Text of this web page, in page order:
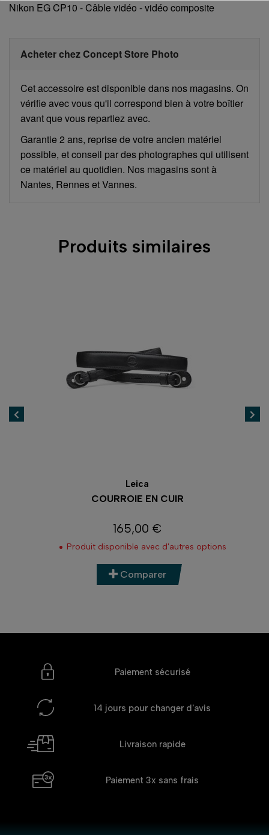
Nikon EG CP10 - Câble vidéo - vidéo composite
Acheter chez Concept Store Photo
Cet accessoire est disponible dans nos magasins. On
vérifie avec vous qu'il correspond bien à votre boîtier
avant que vous repartiez avec.
Garantie 2 ans, reprise de votre ancien matériel
possible, et conseil par des photographes qui utilisent
ce matériel au quotidien. Nos magasins sont à
Nantes, Rennes et Vannes.
Produits similaires
Leica
COURROIE EN CUIR
Prix
165,00 €
Produit disponible avec d'autres options
Comparer
Paiement sécurisé
14 jours pour changer d'avis
Livraison rapide
Paiement 3x sans frais